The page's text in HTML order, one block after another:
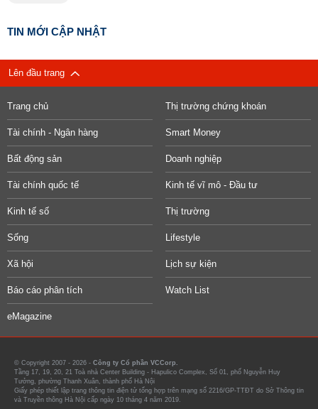
TIN MỚI CẬP NHẬT
Lên đầu trang
Trang chủ Thị trường chứng khoán
Tài chính - Ngân hàng Smart Money
Bất động sản Doanh nghiệp
Tài chính quốc tế Kinh tế vĩ mô - Đầu tư
Kinh tế số Thị trường
Sống Lifestyle
Xã hội Lịch sự kiện
Báo cáo phân tích Watch List
eMagazine
© Copyright 2007 - 2026 - Công ty Cổ phần VCCorp.
Tầng 17, 19, 20, 21 Toà nhà Center Building - Hapulico Complex, Số 01, phố Nguyễn Huy
Tưởng, phường Thanh Xuân, thành phố Hà Nội
Giấy phép thiết lập trang thông tin điện tử tổng hợp trên mạng số 2216/GP-TTĐT do Sở Thông tin
và Truyền thông Hà Nội cấp ngày 10 tháng 4 năm 2019.